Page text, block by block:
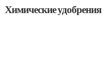
Химические удобрения